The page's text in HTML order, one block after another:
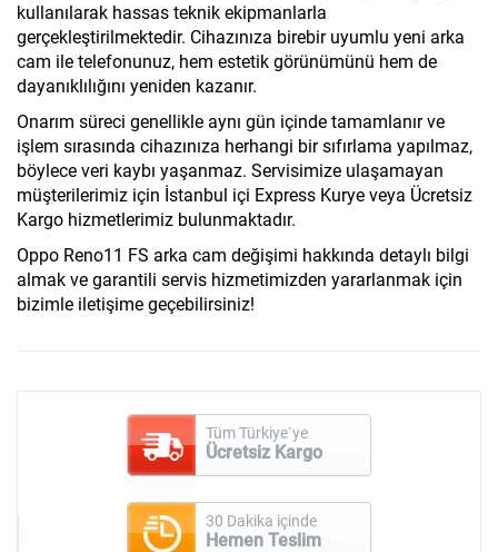
kullanılarak hassas teknik ekipmanlarla
gerçekleştirilmektedir. Cihazınıza birebir uyumlu yeni arka
cam ile telefonunuz, hem estetik görünümünü hem de
dayanıklılığını yeniden kazanır.
Onarım süreci genellikle aynı gün içinde tamamlanır ve
işlem sırasında cihazınıza herhangi bir sıfırlama yapılmaz,
böylece veri kaybı yaşanmaz. Servisimize ulaşamayan
müşterilerimiz için İstanbul içi Express Kurye veya Ücretsiz
Kargo hizmetlerimiz bulunmaktadır.
Oppo Reno11 FS arka cam değişimi hakkında detaylı bilgi
almak ve garantili servis hizmetimizden yararlanmak için
bizimle iletişime geçebilirsiniz!
Tüm Türkiye`ye
Ücretsiz Kargo
30 Dakika içinde
Hemen Teslim